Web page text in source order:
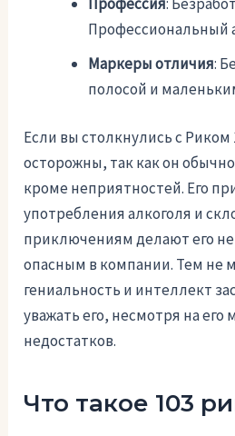
Профессиональный
Маркеры отличия:
полосой и
Если вы столкнулись с Риком
осторожны, так как он
кроме неприятностей. Его
употребления алкоголя и
приключениям делают его
опасным в компании. Тем не
гениальность и интеллект
уважать его, несмотря на его
недостатков.
Что такое 103